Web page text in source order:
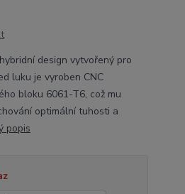
design vytvořený pro
luku je vyroben CNC
bloku 6061-T6, což mu
optimální tuhosti a
popis